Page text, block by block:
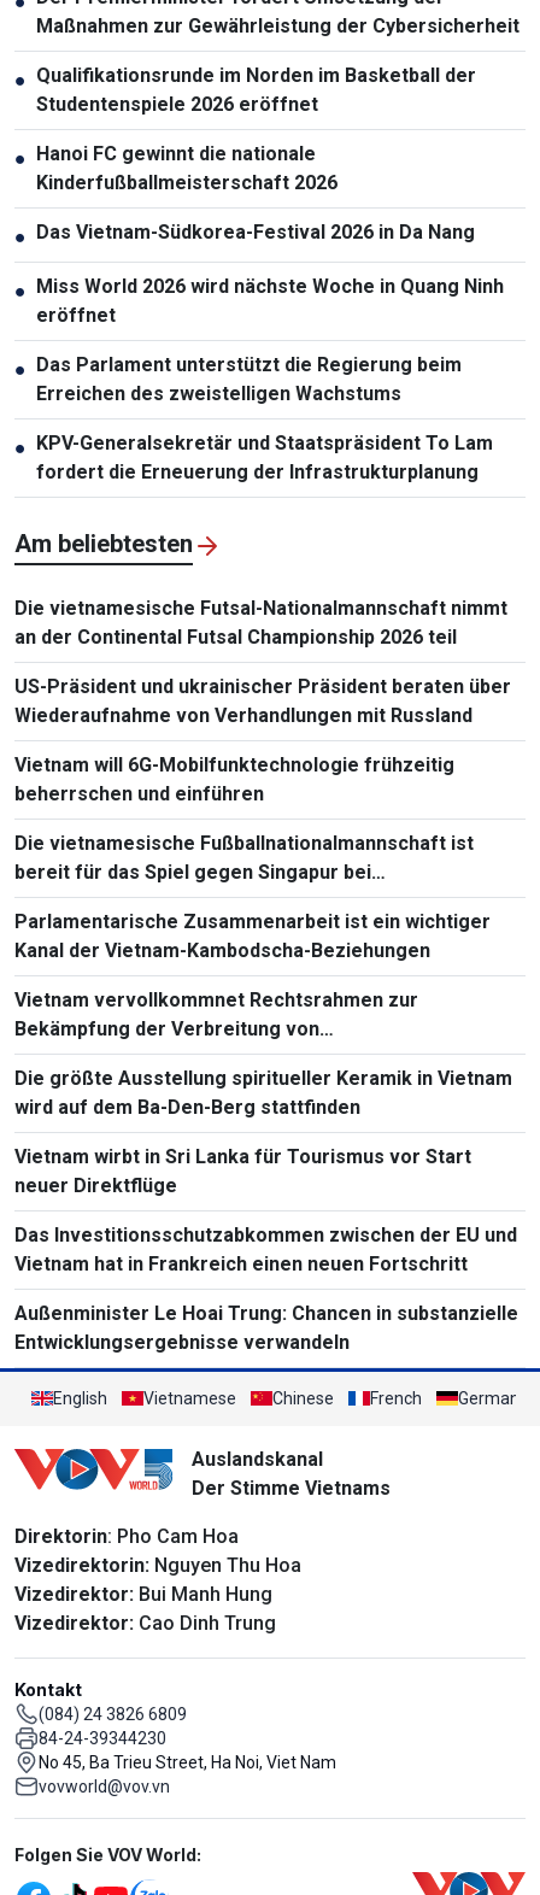
Maßnahmen zur Gewährleistung der Cybersicherheit
● Qualifikationsrunde im Norden im Basketball der
Studentenspiele 2026 eröffnet
● Hanoi FC gewinnt die nationale
Kinderfußballmeisterschaft 2026
● Das Vietnam-Südkorea-Festival 2026 in Da Nang
● Miss World 2026 wird nächste Woche in Quang Ninh
eröffnet
● Das Parlament unterstützt die Regierung beim
Erreichen des zweistelligen Wachstums
● KPV-Generalsekretär und Staatspräsident To Lam
fordert die Erneuerung der Infrastrukturplanung
Am beliebtesten
Die vietnamesische Futsal-Nationalmannschaft nimmt
an der Continental Futsal Championship 2026 teil
US-Präsident und ukrainischer Präsident beraten über
Wiederaufnahme von Verhandlungen mit Russland
Vietnam will 6G-Mobilfunktechnologie frühzeitig
beherrschen und einführen
Die vietnamesische Fußballnationalmannschaft ist
bereit für das Spiel gegen Singapur bei
Südostasienmeisterschaft 2026
Parlamentarische Zusammenarbeit ist ein wichtiger
Kanal der Vietnam-Kambodscha-Beziehungen
Vietnam vervollkommnet Rechtsrahmen zur
Bekämpfung der Verbreitung von
Massenvernichtungswaffen
Die größte Ausstellung spiritueller Keramik in Vietnam
wird auf dem Ba-Den-Berg stattfinden
Vietnam wirbt in Sri Lanka für Tourismus vor Start
neuer Direktflüge
Das Investitionsschutzabkommen zwischen der EU und
Vietnam hat in Frankreich einen neuen Fortschritt
Außenminister Le Hoai Trung: Chancen in substanzielle
Entwicklungsergebnisse verwandeln
English Vietnamese Chinese French German
Auslandskanal
Der Stimme Vietnams
Direktorin: Pho Cam Hoa
Vizedirektorin: Nguyen Thu Hoa
Vizedirektor: Bui Manh Hung
Vizedirektor: Cao Dinh Trung
Kontakt
(084) 24 3826 6809
84-24-39344230
No 45, Ba Trieu Street, Ha Noi, Viet Nam
vovworld@vov.vn
Mạng xã hội
Folgen Sie VOV World: